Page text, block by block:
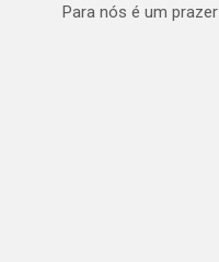
Para nós é um